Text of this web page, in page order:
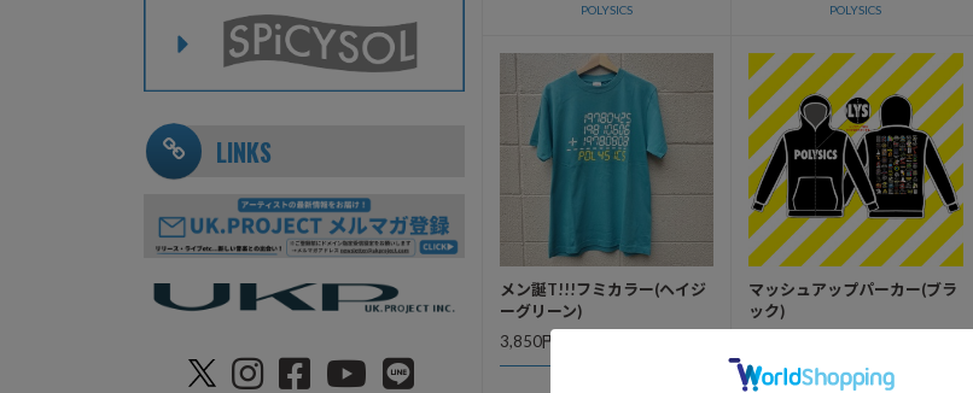
POLYSICS POLYSICS
メン誕T!!!フミカラー(ヘイジ
ーグリーン)
3,850円
マッシュアップパーカー(ブラ
ック)
POLYSICS
LINKS